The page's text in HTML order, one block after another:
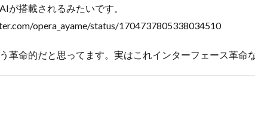
が搭載されるみたいです。
opera_ayame/status/1704737805338034510
革命的だと思ってます。実はこれインターフェース革命